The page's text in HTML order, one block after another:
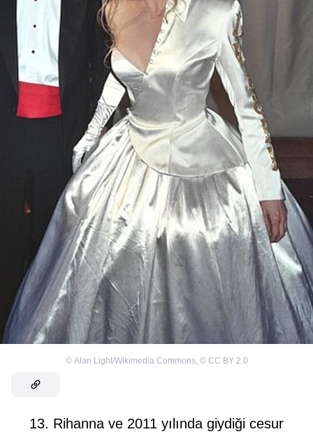
© Alan Light/Wikimedia Commons, © CC BY 2.0
13. Rihanna ve 2011 yılında giydiği cesur